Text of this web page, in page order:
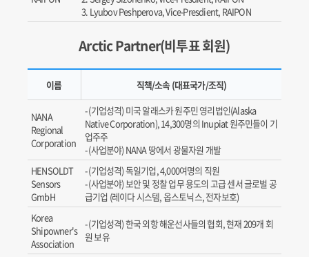
Lyubov Peshperova, Vice-Presdient, RAIPON
Arctic Partner(비투표 회원)
이름 직책/소속 (대표국가/조직)
NANA
Regional
Corporation
(기업성격) 미국 알래스카 원주민 영리법인(Alaska
Native Corporation), 14,300명의 Inupiat 원주민들이 기
업주주
(사업분야) NANA 땅에서 광물자원 개발
HENSOLDT
Sensors
GmbH
(기업성격) 독일기업, 4,000여명의 직원
(사업분야) 보안 및 정찰 업무 용도의 고급 센서 글로벌 공
급기업 (레이다 시스템, 옵스토닉스, 전자보호)
Korea
Shipowner's
Association
(기업성격) 한국 외항 해운선사들의 협회, 현재 209개 회
원 보유